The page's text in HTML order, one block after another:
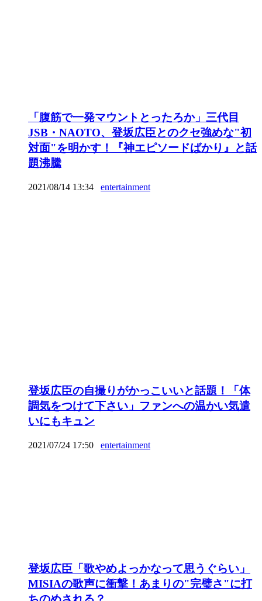
「腹筋で一発マウントとったろか」三代目
JSB・NAOTO、登坂広臣とのクセ強めな"初
対面"を明かす！『神エピソードばかり』と話
題沸騰
2021/08/14 13:34 entertainment
登坂広臣の自撮りがかっこいいと話題！「体
調気をつけて下さい」ファンへの温かい気遣
いにもキュン
2021/07/24 17:50 entertainment
登坂広臣「歌やめよっかなって思うぐらい」
MISIAの歌声に衝撃！あまりの"完璧さ"に打